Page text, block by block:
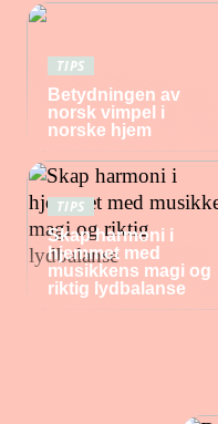
TIPS
Betydningen av
norsk vimpel i
norske hjem
TIPS
Skap harmoni i
hjemmet med
musikkens magi og
riktig lydbalanse